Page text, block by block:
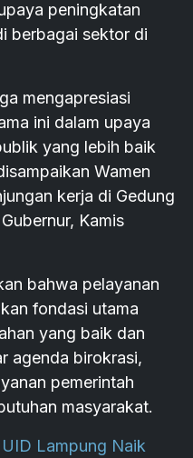
peningkatan
berbagai sektor di
mengapresiasi
ini dalam upaya
yang lebih baik
Wamen
kerja di Gedung
Kamis
bahwa pelayanan
fondasi utama
yang baik dan
agenda birokrasi,
pemerintah
masyarakat.
Lampung Naik